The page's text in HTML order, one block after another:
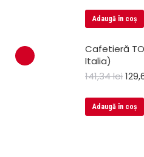
Adaugă în coș
Cafetieră
Italia)
141,34lei
Adaugă în coș